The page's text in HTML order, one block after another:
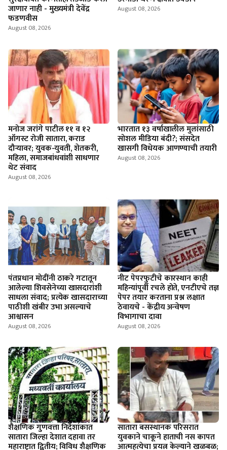
जाणार नाही - मुख्यमंत्री देवेंद्र
फडणवीस
August 08, 2026
August 08, 2026
मनोज जरांगे पाटील ११ व १२
ऑगस्ट रोजी सातारा, कराड
दौऱ्यावर; युवक-युवती, शेतकरी,
महिला, समाजबांधवांशी साधणार
थेट संवाद
August 08, 2026
भारतात १३ वर्षाखालील मुलांसाठी
सोशल मीडिया बंदी?; संसदेत
खासगी विधेयक आणण्याची तयारी
August 08, 2026
पंतप्रधान मोदींनी ठाकरे गटातून
आलेल्या शिवसेनेच्या खासदारांशी
साधला संवाद; प्रत्येक खासदाराच्या
पाठीशी खंबीर उभा असल्याचे
आश्वासन
August 08, 2026
नीट पेपरफुटीचे कारस्थान काही
महिन्यांपूर्वी रचले होते, एनटीएचे तज्ञ
पेपर तयार करताना प्रश्न लक्षात
ठेवायचे - केंद्रीय अन्वेषण
विभागाचा दावा
August 08, 2026
शैक्षणिक गुणवत्ता निर्देशांकात
सातारा जिल्हा देशात दहावा तर
महाराष्ट्रात द्वितीय; विविध शैक्षणिक
सातारा बसस्थानक परिसरात
युवकाने चाकूने हाताची नस कापत
आत्महत्येचा प्रयत्न केल्याने खळबळ;